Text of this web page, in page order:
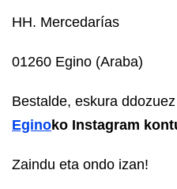
HH. Mercedarías
01260 Egino (Araba)
Bestalde, eskura ddozuez
Eginoko Instagram
Zaindu eta ondo izan!